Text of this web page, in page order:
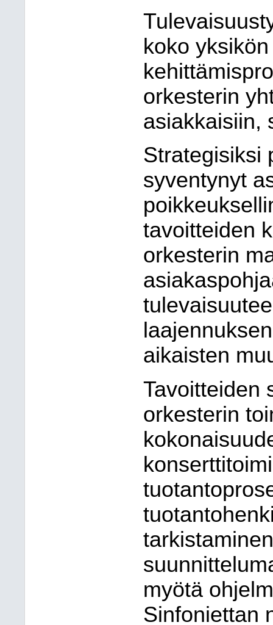
koko
orkesterin
asiakkaisiin,
Strategisiksi
syventynyt
tavoitteiden
orkesterin
aikaisten
Tavoitteiden
orkesterin
myötä
Sinfoniettan